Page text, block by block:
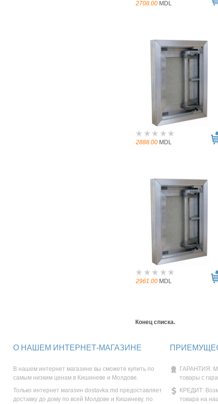
2708.00 MDL
2888.00 MDL
2961.00 MDL
Конец списка.
О НАШЕМ ИНТЕРНЕТ-МАГАЗИНЕ
В нашем интернет магазине вы сможете купить по
самым низким ценам в Кишиневе и Молдове.
Только интернет магазин dostavka.md предоставляет
доставку до дому по всей Молдове и Кишиневу, по
ГАРАНТИЯ:
товары с
КРЕДИТ:
товара на